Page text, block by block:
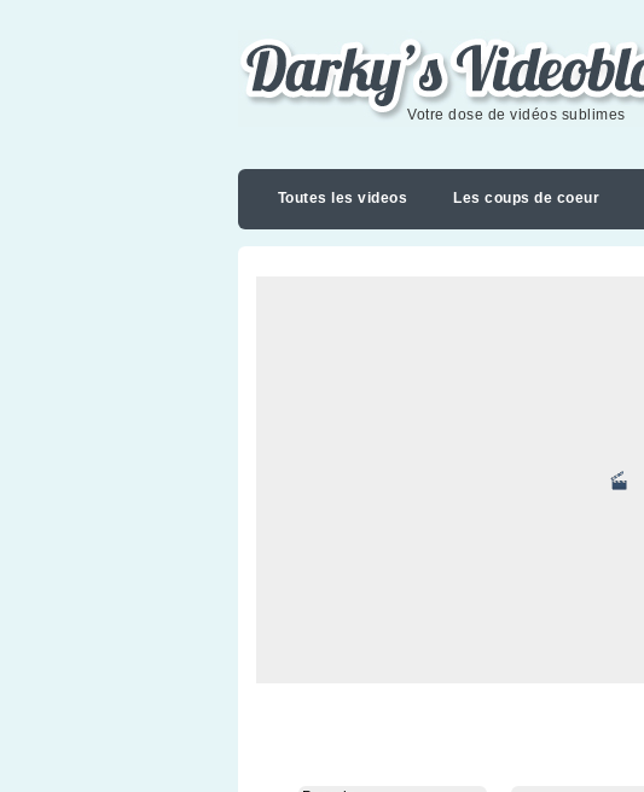
Darky's videoblog
Votre dose de vidéos sublimes
Toutes les videos Les coups de coeur